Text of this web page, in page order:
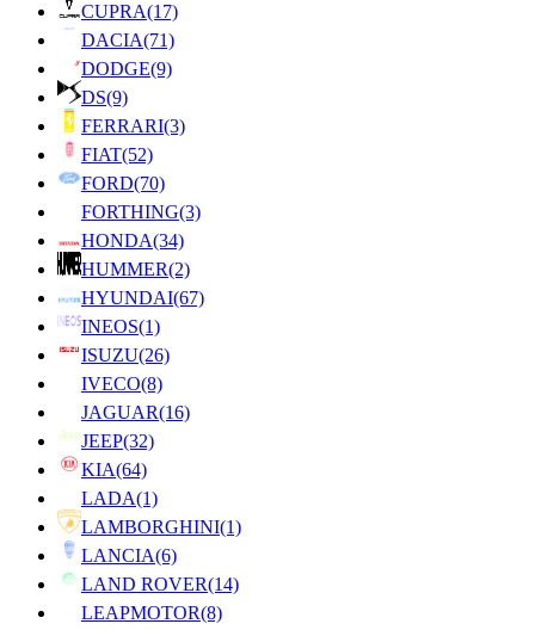
CUPRA(17)
DACIA(71)
DODGE(9)
DS(9)
FERRARI(3)
FIAT(52)
FORD(70)
FORTHING(3)
HONDA(34)
HUMMER(2)
HYUNDAI(67)
INEOS(1)
ISUZU(26)
IVECO(8)
JAGUAR(16)
JEEP(32)
KIA(64)
LADA(1)
LAMBORGHINI(1)
LANCIA(6)
LAND ROVER(14)
LEAPMOTOR(8)